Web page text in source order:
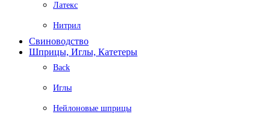
Латекс
Нитрил
Свиноводство
Шприцы, Иглы, Катетеры
Back
Иглы
Нейлоновые шприцы